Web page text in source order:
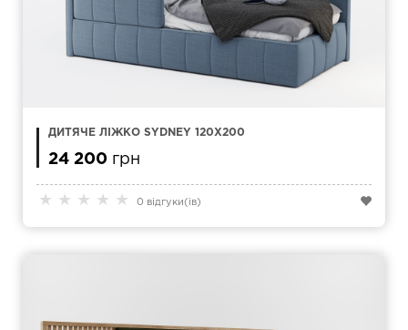
★ ★ ★ ★ ★ 0 відгуки(ів)
ДИТЯЧЕ ЛІЖКО SYDNEY 120Х200
24 200 грн